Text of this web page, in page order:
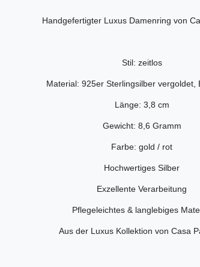
Handgefertigter Luxus Damenring von
Stil: zeitlos
Material: 925er Sterlingsilber vergoldet,
Länge: 3,8 cm
Gewicht: 8,6 Gramm
Farbe: gold / rot
Hochwertiges Silber
Exzellente Verarbeitung
Pflegeleichtes & langlebiges
Aus der Luxus Kollektion von Casa